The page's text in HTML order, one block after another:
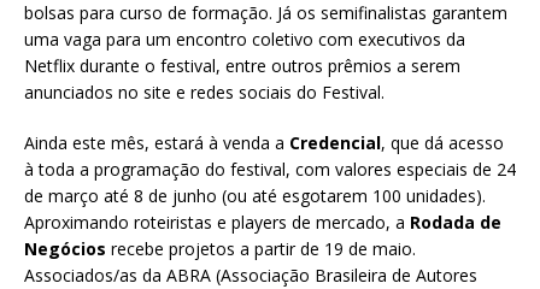
bolsas para curso de formação. Já os semifinalistas garantem
uma vaga para um encontro coletivo com executivos da
Netflix durante o festival, entre outros prêmios a serem
anunciados no site e redes sociais do Festival.
Ainda este mês, estará à venda a Credencial, que dá acesso
à toda a programação do festival, com valores especiais de 24
de março até 8 de junho (ou até esgotarem 100 unidades).
Aproximando roteiristas e players de mercado, a Rodada de
Negócios recebe projetos a partir de 19 de maio.
Associados/as da ABRA (Associação Brasileira de Autores